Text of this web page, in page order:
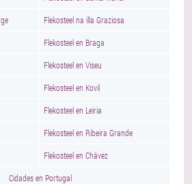
Flekosteel na illa Graziosa
Flekosteel en Braga
Flekosteel en Viseu
Flekosteel en Kovil
Flekosteel en Leiria
Flekosteel en Ribeira Grande
Flekosteel en Chávez
Cidades en Portugal